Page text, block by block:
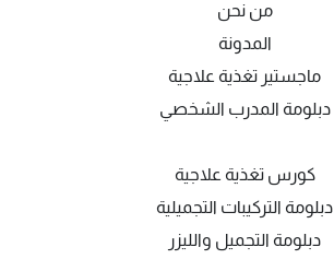
من نحن
المدونة
ماجستير تغذية علاجية
دبلومة المدرب الشخصي
كورس تغذية علاجية
دبلومة التركيبات التجميلية
دبلومة التجميل والليزر